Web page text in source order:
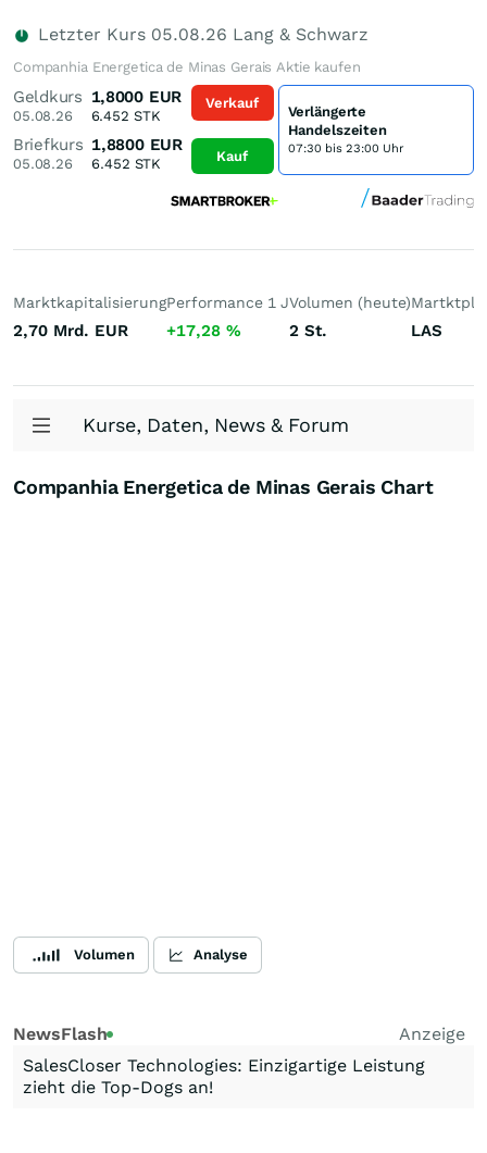
Letzter Kurs 05.08.26 Lang & Schwarz
Companhia Energetica de Minas Gerais Aktie kaufen
Geldkurs
05.08.26
1,8000 EUR
6.452 STK
Briefkurs
05.08.26
1,8800 EUR
6.452 STK
Verkauf
Kauf
Verlängerte
Handelszeiten
07:30 bis 23:00 Uhr
Marktkapitalisierung
2,70 Mrd. EUR
Performance 1 J
+17,28 %
Volumen (heute)
2 St. LAS
Kurse, Daten, News & Forum
Companhia Energetica de Minas Gerais Chart
Volumen Analyse
NewsFlash
Anzeige
SalesCloser Technologies: Einzigartige Leistung
zieht die Top-Dogs an!